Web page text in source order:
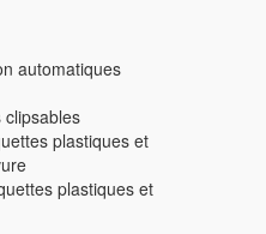
automatiques
clipsables
plastiques et
plastiques et